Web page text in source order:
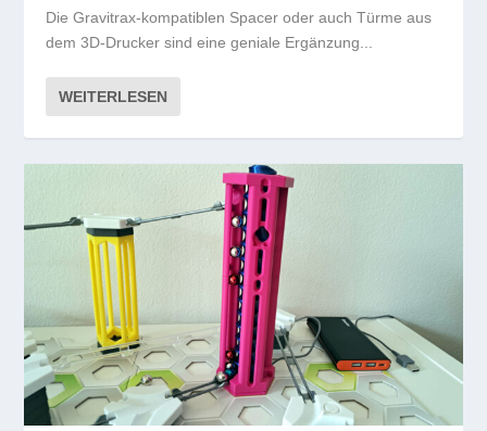
Die Gravitrax-kompatiblen Spacer oder auch Türme aus
dem 3D-Drucker sind eine geniale Ergänzung...
WEITERLESEN